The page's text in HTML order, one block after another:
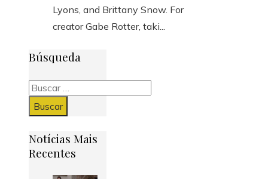
Lyons, and Brittany Snow. For
creator Gabe Rotter, taki...
Búsqueda
Buscar:
Notícias Mais
Recentes